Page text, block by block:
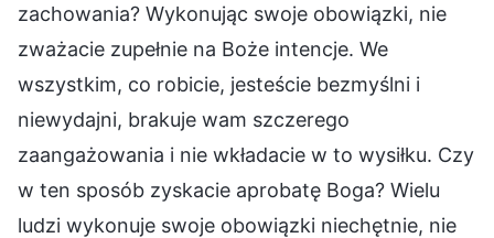
zachowania? Wykonując swoje obowiązki, nie
zważacie zupełnie na Boże intencje. We
wszystkim, co robicie, jesteście bezmyślni i
niewydajni, brakuje wam szczerego
zaangażowania i nie wkładacie w to wysiłku. Czy
w ten sposób zyskacie aprobatę Boga? Wielu
ludzi wykonuje swoje obowiązki niechętnie, nie